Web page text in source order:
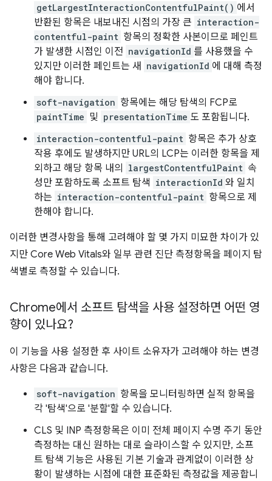
getLargestInteractionContentfulPaint() 에서
반환된 항목은 내보내진 시점의 가장 큰 interaction-
contentful-paint 항목의 정확한 사본이므로 페인트
가 발생한 시점인 이전 navigationId 를 사용했을 수
있지만 이러한 페인트는 새
navigationId 에 대해 측정
해야 합니다.
soft-navigation 항목에는 해당 탐색의 FCP로
paintTime 및 presentationTime 도 포함됩니다.
interaction-contentful-paint 항목은 추가 상호
작용 후에도 발생하지만 URL의 LCP는 이러한 항목을 제
외하고 해당 항목 내의
largestContentfulPaint 속
성만 포함하도록 소프트 탐색 interactionId 와 일치
하는 interaction-contentful-paint 항목으로 제
한해야 합니다.
이러한 변경사항을 통해 고려해야 할 몇 가지 미묘한 차이가 있
지만 Core Web Vitals와 일부 관련 진단 측정항목을 페이지 탐
색별로 측정할 수 있습니다.
Chrome에서 소프트 탐색을 사용 설정하면 어떤 영
향이 있나요?
이 기능을 사용 설정한 후 사이트 소유자가 고려해야 하는 변경
사항은 다음과 같습니다.
soft-navigation 항목을 모니터링하면 실적 항목을
각 '탐색'으로 '분할'할 수 있습니다.
CLS 및 INP 측정항목은 이미 전체 페이지 수명 주기 동안
측정하는 대신 원하는 대로 슬라이스할 수 있지만, 소프
트 탐색 기능은 사용된 기본 기술과 관계없이 이러한 상
황이 발생하는 시점에 대한 표준화된 측정값을 제공합니